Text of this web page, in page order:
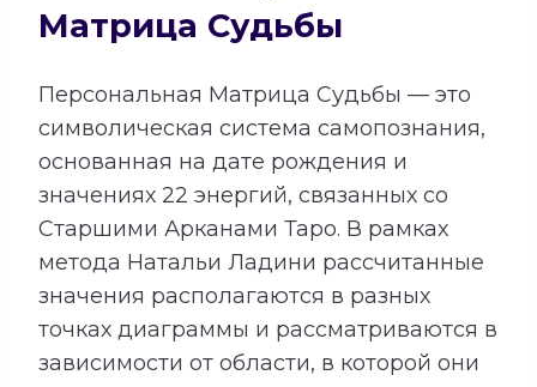
Матрица Судьбы
Персональная Матрица Судьбы — это
символическая система самопознания,
основанная на дате рождения и
значениях 22 энергий, связанных со
Старшими Арканами Таро. В рамках
метода Натальи Ладини рассчитанные
значения располагаются в разных
точках диаграммы и рассматриваются в
зависимости от области, в которой они